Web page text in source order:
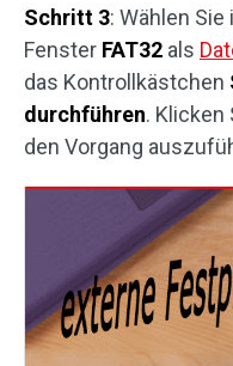
Schritt 3: Wählen
Fenster FAT32 als
das Kontrollkästchen
durchführen. Klicken
den Vorgang